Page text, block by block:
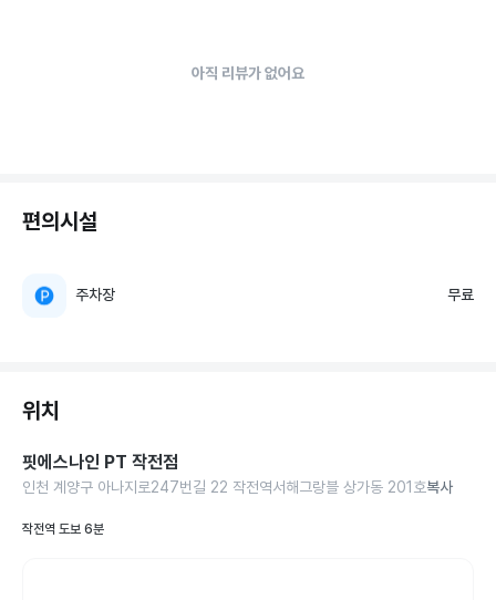
아직 리뷰가 없어요
편의시설
주차장 무료
위치
핏에스나인 PT 작전점
인천 계양구 아나지로247번길 22 작전역서해그랑블 상가동 201호복사
작전역 도보 6분